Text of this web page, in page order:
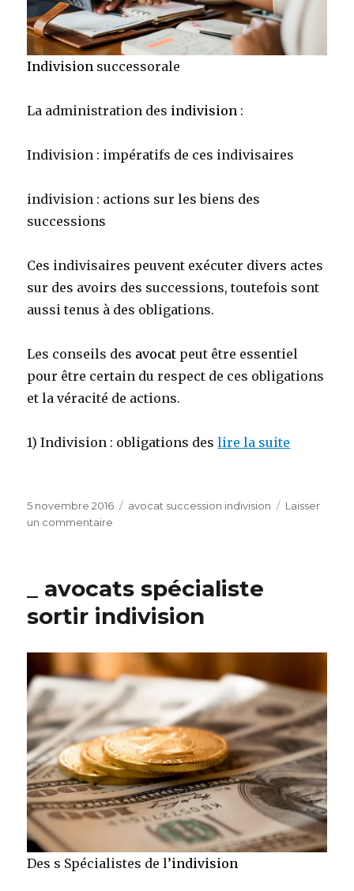
Indivision successorale
La administration des indivision :
Indivision : impératifs de ces indivisaires
indivision : actions sur les biens des
successions
Ces indivisaires peuvent exécuter divers actes
sur des avoirs des successions, toutefois sont
aussi tenus à des obligations.
Les conseils des avocat peut être essentiel
pour être certain du respect de ces obligations
et la véracité de actions.
1) Indivision : obligations deslire la suite
Publié
le
5 novembre 2016 Catégories
avocat succession indivision
Laisser
un commentaire
Spécialisés
l’indivision
_ avocats spécialiste
sortir indivision
Des s Spécialistes de l’indivision